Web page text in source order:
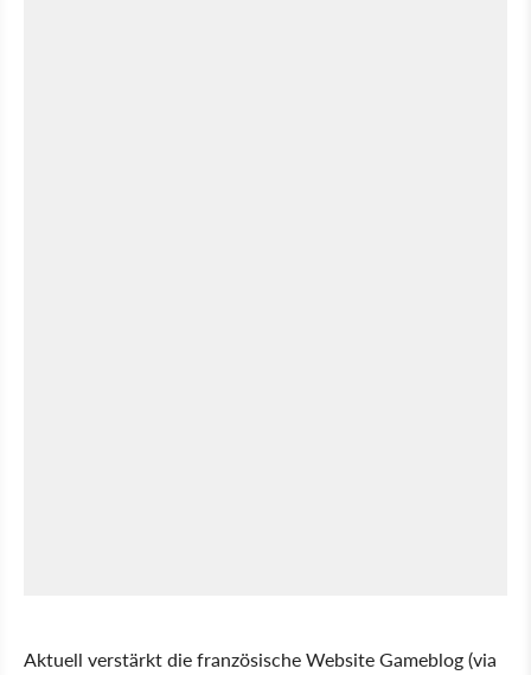
Aktuell verstärkt die französische Website Gameblog (via